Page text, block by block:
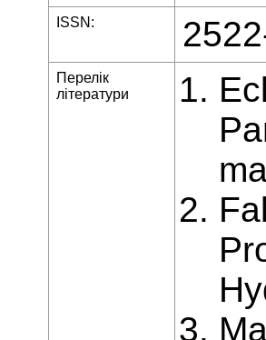
ISSN:
Перелік
літератури